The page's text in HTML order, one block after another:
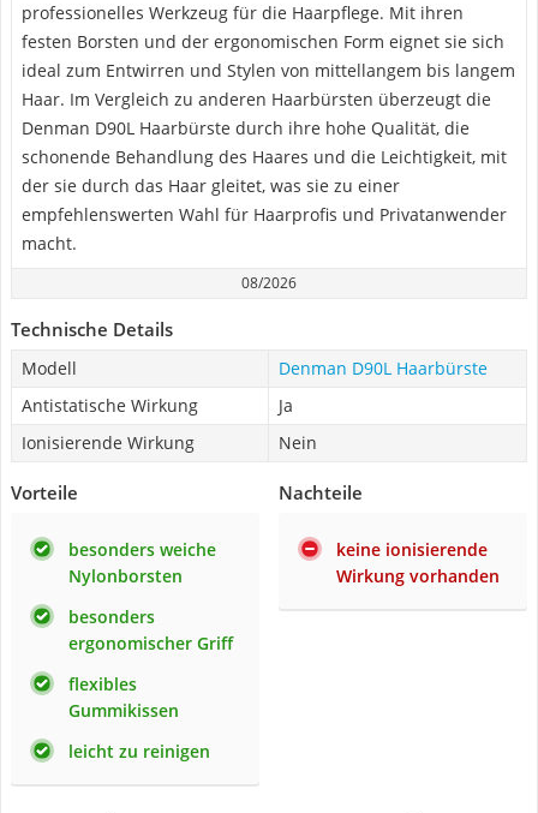
professionelles Werkzeug für die Haarpflege. Mit ihren
festen Borsten und der ergonomischen Form eignet sie sich
ideal zum Entwirren und Stylen von mittellangem bis langem
Haar. Im Vergleich zu anderen Haarbürsten überzeugt die
Denman D90L Haarbürste durch ihre hohe Qualität, die
schonende Behandlung des Haares und die Leichtigkeit, mit
der sie durch das Haar gleitet, was sie zu einer
empfehlenswerten Wahl für Haarprofis und Privatanwender
macht.
08/2026
Technische Details
Modell
Denman D90L Haarbürste
Antistatische Wirkung
Ja
Ionisierende Wirkung
Nein
Vorteile
besonders weiche
Nylonborsten
besonders
ergonomischer Griff
flexibles
Gummikissen
leicht zu reinigen
Nachteile
keine ionisierende
Wirkung vorhanden